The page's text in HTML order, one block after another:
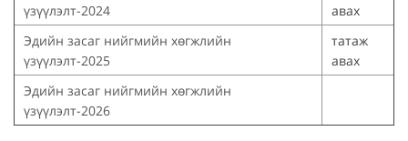
үзүүлэлт-2024
авах
Эдийн засаг нийгмийн хөгжлийн
үзүүлэлт-2025
татаж
авах
Эдийн засаг нийгмийн хөгжлийн
үзүүлэлт-2026